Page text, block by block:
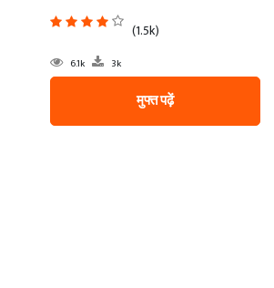
(1.5k)
6.1k 3k
मुफ्त पढ़ें